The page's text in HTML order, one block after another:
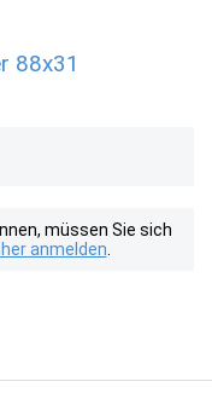
88x31
müssen Sie sich
anmelden